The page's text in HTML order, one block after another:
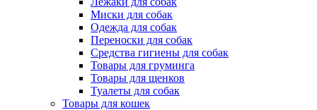
Миски для собак
Одежда для собак
Переноски для собак
Средства гигиены для собак
Товары для груминга
Товары для щенков
Туалеты для собак
Товары для кошек